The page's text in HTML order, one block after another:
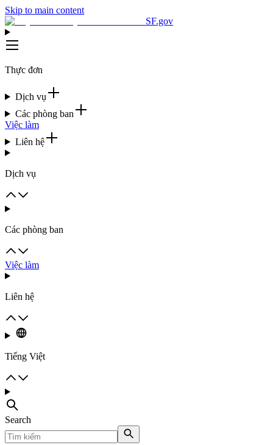
Skip to main content
SF.gov
Thực đơn
Dịch vụ
Các phòng ban
Việc làm
Liên hệ
Dịch vụ
Các phòng ban
Việc làm
Liên hệ
Tiếng Việt
Search